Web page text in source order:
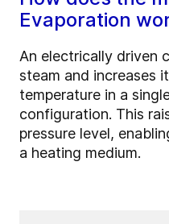
Evaporation
An electrically driven
steam and increases
temperature in a
configuration. This
pressure level,
a heating medium.